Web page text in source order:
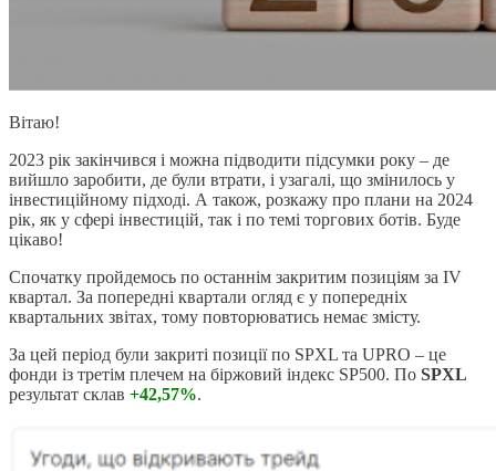
Вітаю!
2023 рік закінчився і можна підводити підсумки року – де
вийшло заробити, де були втрати, і узагалі, що змінилось у
інвестиційному підході. А також, розкажу про плани на 2024
рік, як у сфері інвестицій, так і по темі торгових ботів. Буде
цікаво!
Спочатку пройдемось по останнім закритим позиціям за IV
квартал. За попередні квартали огляд є у попередніх
квартальних звітах, тому повторюватись немає змісту.
За цей період були закриті позиції по SPXL та UPRO – це
фонди із третім плечем на біржовий індекс SP500. По SPXL
результат склав +42,57%.